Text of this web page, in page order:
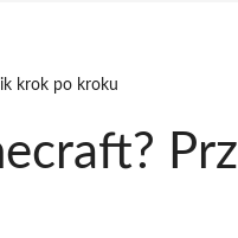
krok po kroku